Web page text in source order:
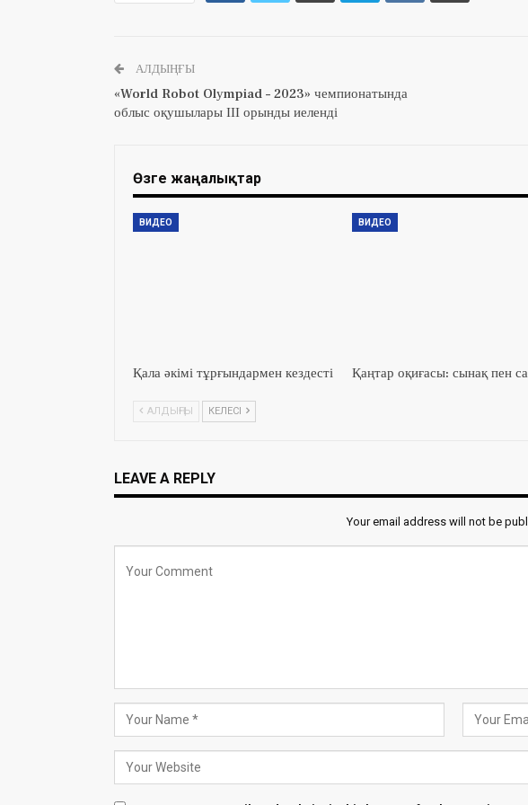
АЛДЫҢҒЫ
«World Robot Olуmpiad – 2023» чемпионатында
облыс оқушылары ІІІ орынды иеленді
Өзге жаңалықтар
ВИДЕО
Қала әкімі тұрғындармен кездесті
ВИДЕО
Қаңтар оқиғасы: сынақ пен
АЛДЫҢҒЫ КЕЛЕСІ
LEAVE A REPLY
Your email address will not be